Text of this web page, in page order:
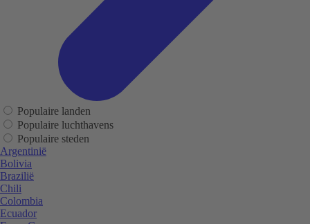
Populaire landen
Populaire luchthavens
Populaire steden
Argentinië
Bolivia
Brazilië
Chili
Colombia
Ecuador